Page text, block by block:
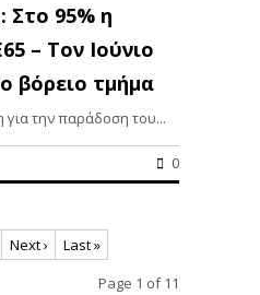
Στο 95% η
– Τον Ιούνιο
βόρειο τμήμα
την παράδοση του...
0
Next ›
Last »
Page 1 of 11